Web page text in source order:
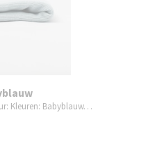
Kleuren: Babyblauw…